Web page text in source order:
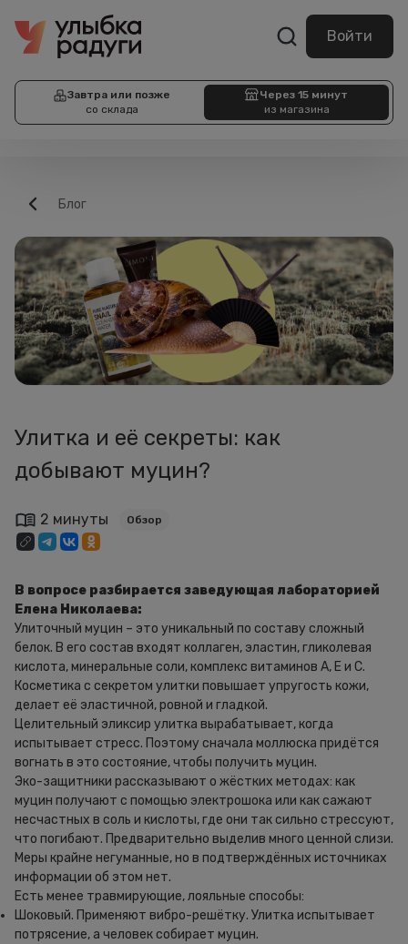
Войти
Завтра или позже
со склада
Через 15 минут
из магазина
Блог
Улитка и её секреты: как
добывают муцин?
2 минуты Обзор
В вопросе разбирается заведующая лабораторией
Елена Николаева:
Улиточный муцин – это уникальный по составу сложный
белок. В его состав входят коллаген, эластин, гликолевая
кислота, минеральные соли, комплекс витаминов А, Е и С.
Косметика с секретом улитки повышает упругость кожи,
делает её эластичной, ровной и гладкой.
Целительный эликсир улитка вырабатывает, когда
испытывает стресс. Поэтому сначала моллюска придётся
вогнать в это состояние, чтобы получить муцин.
Эко-защитники рассказывают о жёстких методах: как
муцин получают с помощью электрошока или как сажают
несчастных в соль и кислоты, где они так сильно стрессуют,
что погибают. Предварительно выделив много ценной слизи.
Меры крайне негуманные, но в подтверждённых источниках
информации об этом нет.
Есть менее травмирующие, лояльные способы:
Шоковый. Применяют вибро-решётку. Улитка испытывает
потрясение, а человек собирает муцин.